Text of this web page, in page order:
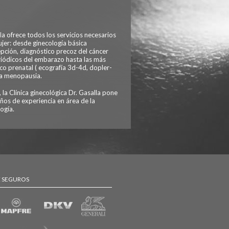
ofrece todos los servicios necesarios
desde ginecología básica
diagnóstico precoz del cáncer
del embarazo hasta las más
prenatal ( ecografía 3d-4d, dopler-
menopausia.
Clínica ginecológica Dr. Gasalla pone
de experiencia en área de la